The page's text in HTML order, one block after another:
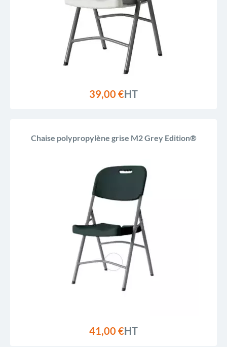
39,00 €HT
Chaise polypropylène grise M2 Grey Edition®
41,00 €HT